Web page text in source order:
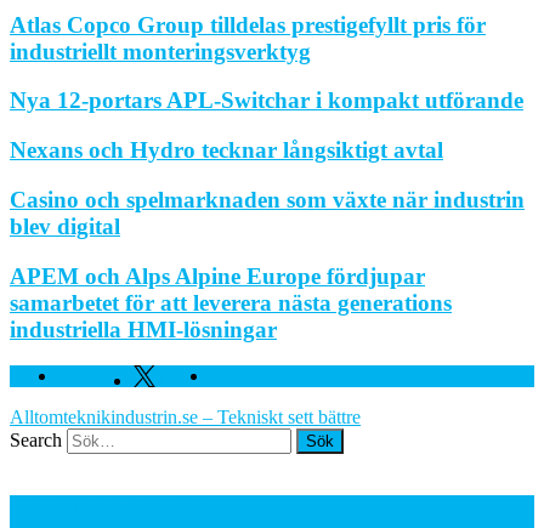
Atlas Copco Group tilldelas prestigefyllt pris för
industriellt monteringsverktyg
Nya 12-portars APL-Switchar i kompakt utförande
Nexans och Hydro tecknar långsiktigt avtal
Casino och spelmarknaden som växte när industrin
blev digital
APEM och Alps Alpine Europe fördjupar
samarbetet för att leverera nästa generations
industriella HMI-lösningar
Facebook Twitter
Alltomteknikindustrin.se – Tekniskt sett bättre
Search